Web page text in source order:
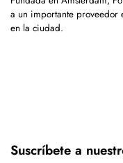
a un importante proveedor
en la ciudad.
Suscríbete a